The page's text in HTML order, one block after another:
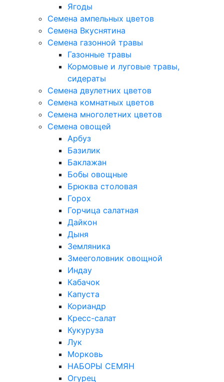
Ягоды
Семена ампельных цветов
Семена Вкуснятина
Семена газонной травы
Газонные травы
Кормовые и луговые травы,
сидераты
Семена двулетних цветов
Семена комнатных цветов
Семена многолетних цветов
Семена овощей
Арбуз
Базилик
Баклажан
Бобы овощные
Брюква столовая
Горох
Горчица салатная
Дайкон
Дыня
Земляника
Змееголовник овощной
Индау
Кабачок
Капуста
Кориандр
Кресс-салат
Кукуруза
Лук
Морковь
НАБОРЫ СЕМЯН
Огурец